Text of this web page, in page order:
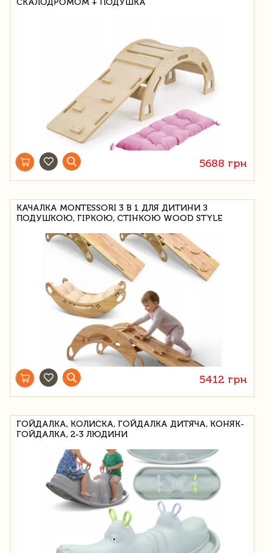
СКАЛОДРОМОМ + ПОДУШКА
5688 грн
КАЧАЛКА MONTESSORI 3 В 1 ДЛЯ ДИТИНИ З
ПОДУШКОЮ, ГІРКОЮ, СТІНКОЮ WOOD STYLE
5412 грн
ГОЙДАЛКА, КОЛИСКА, ГОЙДАЛКА ДИТЯЧА, КОНЯК-
ГОЙДАЛКА, 2-3 ЛЮДИНИ